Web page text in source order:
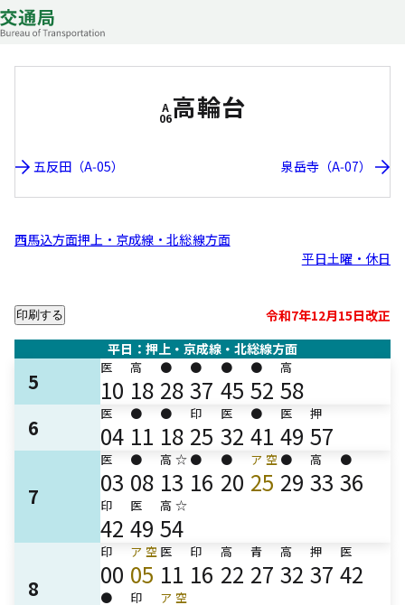
A
06高輪台
五反田（A-05） 泉岳寺（A-07）
西馬込方面押上・京成線・北総線方面
平日土曜・休日
印刷する
令和7年12月15日改正
平日：押上・京成線・北総線方面
5
医
10
高
18
●
28
●
37
●
45
●
52
高
58
6
医
04
●
11
●
18
印
25
医
32
●
41
医
49
押
57
7
医
03
●
08
高 ☆
13
●
16
●
20
ア 空
25
●
29
高
33
●
36
印
42
医
49
高 ☆
54
8
印
00
ア 空
05
医
11
印
16
高
22
青
27
高
32
押
37
医
42
● 印 ア 空